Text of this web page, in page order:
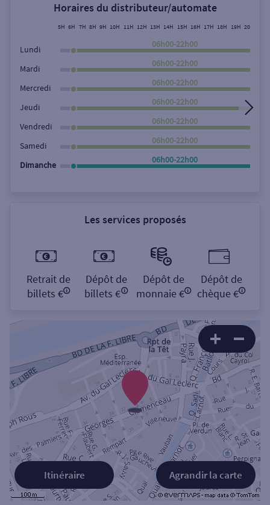
Rue
Rechercher
Horaires du distributeur/automate
5H 6H 7H 8H 9H 10H 11H 12H 13H 14H 15H 16H 17H 18H 19H 20H
Lundi
06h00-22h00
Mardi
06h00-22h00
Mercredi
06h00-22h00
Jeudi
06h00-22h00
Vendredi
06h00-22h00
Samedi
06h00-22h00
Dimanche
06h00-22h00
Les services proposés
Retrait de
billets €
Dépôt de
billets €
Dépôt de
monnaie €
Dépôt de
chèque €
Agrandir la carte
Itinéraire